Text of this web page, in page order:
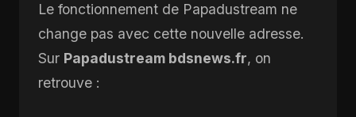
Le fonctionnement de Papadustream ne
change pas avec cette nouvelle adresse.
Sur Papadustream bdsnews.fr, on
retrouve :